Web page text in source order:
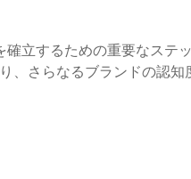
立するための重要なステ
、さらなるブランドの認知